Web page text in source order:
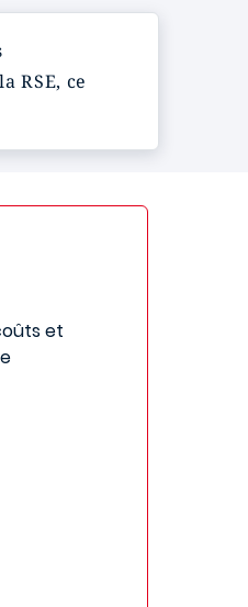
RSE, ce
et